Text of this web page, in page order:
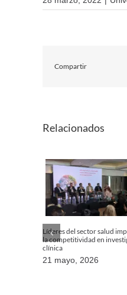
Compartir
Relacionados
Líderes del sector salud
la competitividad en
clínica
21 mayo, 2026